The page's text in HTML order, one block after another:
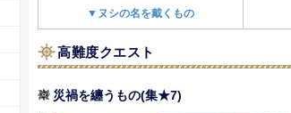
▼ヌシの名を戴くもの
高難度クエスト
災禍を纏うもの(集★7)